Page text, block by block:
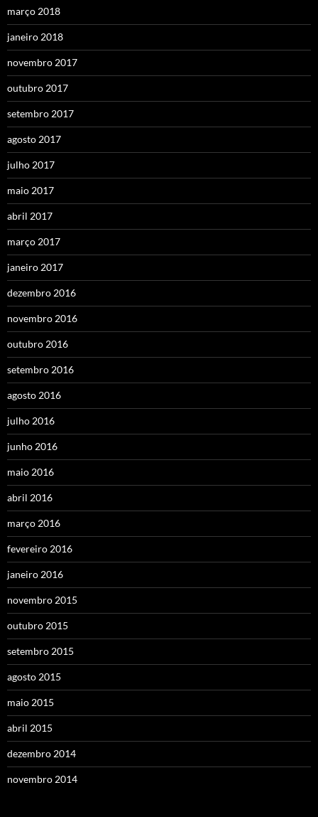
março 2018
janeiro 2018
novembro 2017
outubro 2017
setembro 2017
agosto 2017
julho 2017
maio 2017
abril 2017
março 2017
janeiro 2017
dezembro 2016
novembro 2016
outubro 2016
setembro 2016
agosto 2016
julho 2016
junho 2016
maio 2016
abril 2016
março 2016
fevereiro 2016
janeiro 2016
novembro 2015
outubro 2015
setembro 2015
agosto 2015
maio 2015
abril 2015
dezembro 2014
novembro 2014